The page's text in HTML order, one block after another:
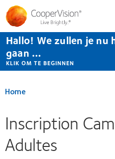
Overslaan
en
naar
de
inhoud
gaan
Hallo! We zullen je
gaan …
KLIK OM TE BEGINNEN
Home
Inscription
Adultes